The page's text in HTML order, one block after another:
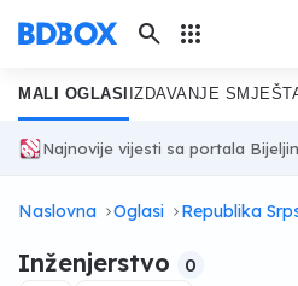
search apps
MALI OGLASI IZDAVANJE
Najnovije vijesti sa portala
Naslovna Oglasi Republika
Inženjerstvo 0